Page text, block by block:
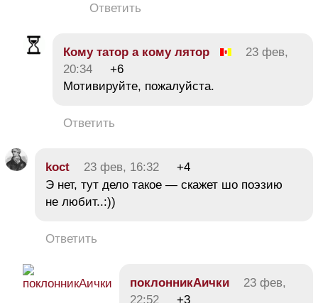
Ответить
Кому татор а кому лятор
23 фев,
20:34
+6
Мотивируйте, пожалуйста.
Ответить
koct 23 фев, 16:32
+4
Э нет, тут дело такое — скажет шо поэзию
не любит..:))
Ответить
поклонникАички
23 фев,
22:52
+3